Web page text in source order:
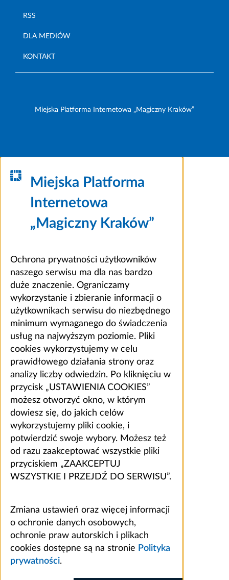
RSS
DLA MEDIÓW
KONTAKT
Miejska Platforma Internetowa „Magiczny Kraków”
Miejska Platforma
Internetowa
„Magiczny Kraków”
Ochrona prywatności użytkowników
naszego serwisu ma dla nas bardzo
duże znaczenie. Ograniczamy
wykorzystanie i zbieranie informacji o
użytkownikach serwisu do niezbędnego
minimum wymaganego do świadczenia
usług na najwyższym poziomie. Pliki
cookies wykorzystujemy w celu
prawidłowego działania strony oraz
analizy liczby odwiedzin. Po kliknięciu w
przycisk „USTAWIENIA COOKIES”
możesz otworzyć okno, w którym
dowiesz się, do jakich celów
wykorzystujemy pliki cookie, i
potwierdzić swoje wybory. Możesz też
od razu zaakceptować wszystkie pliki
przyciskiem „ZAAKCEPTUJ
WSZYSTKIE I PRZEJDŹ DO SERWISU”.
Zmiana ustawień oraz więcej informacji
o ochronie danych osobowych,
ochronie praw autorskich i plikach
cookies dostępne są na stronie Polityka
prywatności.